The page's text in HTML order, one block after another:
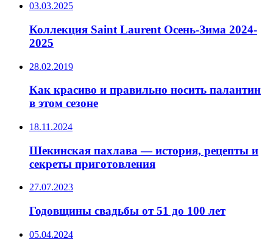
03.03.2025
Коллекция Saint Laurent Осень-Зима 2024-
2025
28.02.2019
Как красиво и правильно носить палантин
в этом сезоне
18.11.2024
Шекинская пахлава — история, рецепты и
секреты приготовления
27.07.2023
Годовщины свадьбы от 51 до 100 лет
05.04.2024